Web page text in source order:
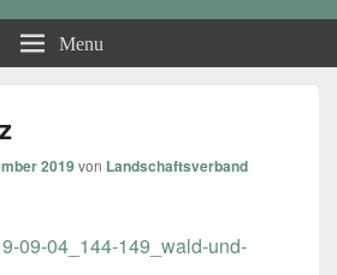
Landeskunde
Menu
2019von Landschaftsverband